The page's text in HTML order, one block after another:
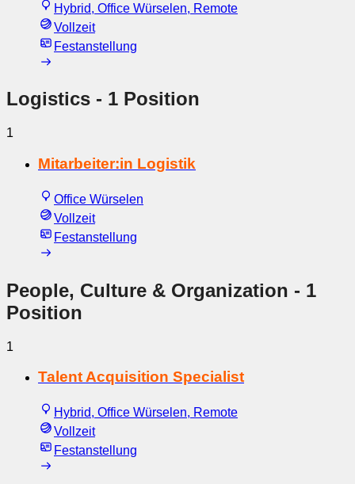
Hybrid, Office Würselen, Remote
Vollzeit
Festanstellung
Logistics - 1 Position
1
Mitarbeiter:in Logistik
Office Würselen
Vollzeit
Festanstellung
People, Culture & Organization - 1
Position
1
Talent Acquisition Specialist
Hybrid, Office Würselen, Remote
Vollzeit
Festanstellung